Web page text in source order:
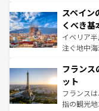
ろん、ト
景など、
ピザやパ
できる。
なお、新
しい。
スペイン
くべき基
イベリア
注ぐ地中
文化が根
れる闘牛
る。首都
アートに
フランス
ット
フランス
指の観光